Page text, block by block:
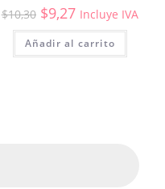
$10,30 $9,27 Incluye IVA
Añadir al carrito